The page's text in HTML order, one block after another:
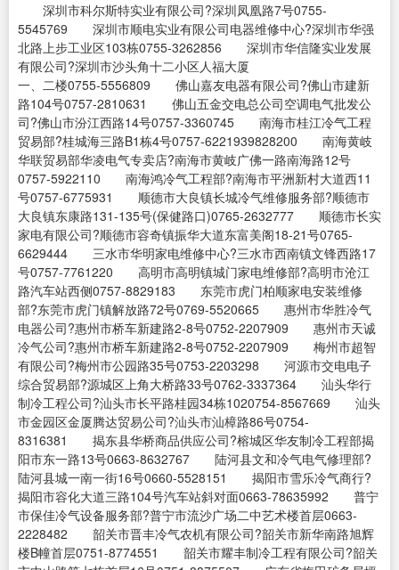
深圳市科尔斯特实业有限公司?深圳凤凰路7号0755-
5545769 深圳市顺电实业有限公司电器维修中心?深圳市华强
北路上步工业区103栋0755-3262856 深圳市华信隆实业发展
有限公司?深圳市沙头角十二小区人福大厦
一、二楼0755-5556809 佛山嘉友电器有限公司?佛山市建新
路104号0757-2810631 佛山五金交电总公司空调电气批发公
司?佛山市汾江西路14号0757-3360745 南海市桂江冷气工程
贸易部?桂城海三路B1栋4号0757-6221939828200 南海黄岐
华联贸易部华凌电气专卖店?南海市黄岐广佛一路南海路12号
0757-5922110 南海鸿冷气工程部?南海市平洲新村大道西11
号0757-6775931 顺德市大良镇长城冷气维修服务部?顺德市
大良镇东康路131-135号(保健路口)0765-2632777 顺德市长实
家电有限公司?顺德市容奇镇振华大道东富美阁18-21号0765-
6629444 三水市华明家电维修中心?三水市西南镇文锋西路17
号0757-7761220 高明市高明镇城门家电维修部?高明市沧江
路汽车站西侧0757-8829183 东莞市虎门柏顺家电安装维修
部?东莞市虎门镇解放路72号0769-5520665 惠州市华胜冷气
电器公司?惠州市桥车新建路2-8号0752-2207909 惠州市天诚
冷气公司?惠州市桥车新建路2-8号0752-2207909 梅州市超智
有限公司?梅州市公园路35号0753-2203298 河源市交电电子
综合贸易部?源城区上角大桥路33号0762-3337364 汕头华行
制冷工程公司?汕头市长平路桂园34栋1020754-8567669 汕头
市金园区金厦腾达贸易公司?汕头市汕樟路86号0754-
8316381 揭东县华桥商品供应公司?榕城区华友制冷工程部揭
阳市东一路13号0663-8632767 陆河县文和冷气电气修理部?
陆河县城一南一街16号0660-5528151 揭阳市雪乐冷气商行?
揭阳市容化大道三路104号汽车站斜对面0663-78635992 普宁
市保佳冷气设备服务部?普宁市流沙广场二中艺术楼首层0663-
2228482 韶关市晋丰冷气农机有限公司?韶关市新华南路旭辉
楼B幢首层0751-8774551 韶关市耀丰制冷工程有限公司?韶关